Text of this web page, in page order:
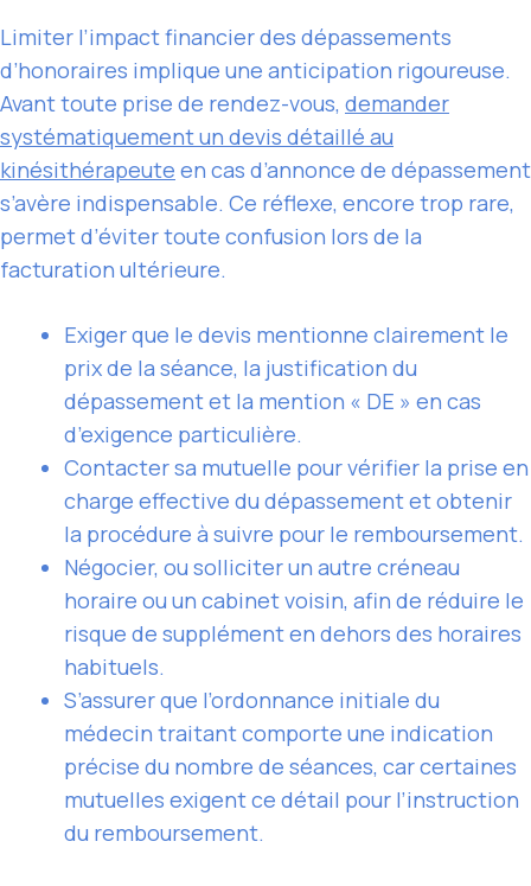
Limiter l’impact financier des dépassements
d’honoraires implique une anticipation rigoureuse.
Avant toute prise de rendez-vous, demander
systématiquement un devis détaillé au
kinésithérapeute en cas d’annonce de dépassement
s’avère indispensable. Ce réflexe, encore trop rare,
permet d’éviter toute confusion lors de la
facturation ultérieure.
Exiger que le devis mentionne clairement le
prix de la séance, la justification du
dépassement et la mention « DE » en cas
d’exigence particulière.
Contacter sa mutuelle pour vérifier la prise en
charge effective du dépassement et obtenir
la procédure à suivre pour le remboursement.
Négocier, ou solliciter un autre créneau
horaire ou un cabinet voisin, afin de réduire le
risque de supplément en dehors des horaires
habituels.
S’assurer que l’ordonnance initiale du
médecin traitant comporte une indication
précise du nombre de séances, car certaines
mutuelles exigent ce détail pour l’instruction
du remboursement.